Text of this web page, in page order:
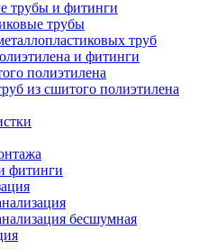
трубы и фитинги
трубы
труб
и фитинги
полиэтилена
из сшитого полиэтилена
фитинги
бесшумная